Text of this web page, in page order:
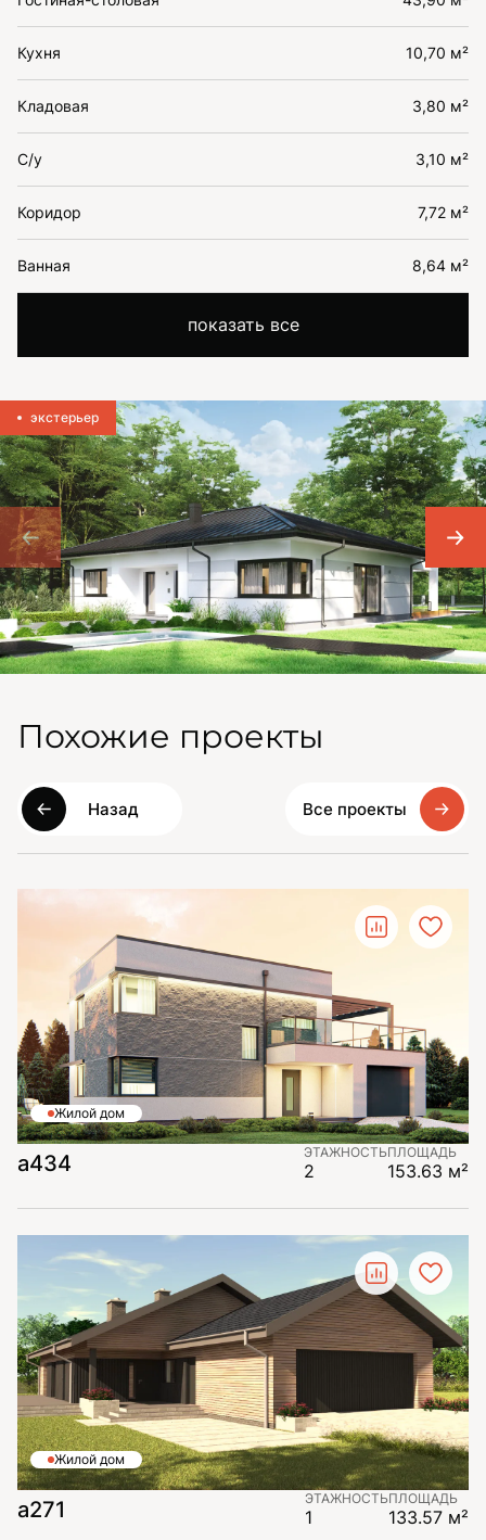
Кухня 10,70 м²
Кладовая 3,80 м²
С/у 3,10 м²
Коридор 7,72 м²
Ванная 8,64 м²
показать все
экстерьер
Похожие проекты
Назад Все проекты
Жилой дом
а434 ЭТАЖНОСТЬ
2
ПЛОЩАДЬ
153.63 м²
Жилой дом
а271 ЭТАЖНОСТЬ
1
ПЛОЩАДЬ
133.57 м²